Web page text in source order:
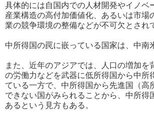
具体的には自国内での人材開発やイノベ
産業構造の高付加価値化、あるいは市場
業の競争環境の整備などが不可欠とされ
中所得国の罠に嵌っている国家は、中南
また、近年のアジアでは、人口の増加を
の労働力などを武器に低所得国から中所
ている一方で、中所得国から先進国（高
できない国がみられることから、中所得
あるという見方もある。